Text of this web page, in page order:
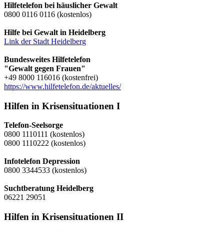
Hilfetelefon bei häuslicher Gewalt
0800 0116 0116 (kostenlos)
Hilfe bei Gewalt in Heidelberg
Link der Stadt Heidelberg
Bundesweites Hilfetelefon
"Gewalt gegen Frauen"
+49 8000 116016 (kostenfrei)
https://www.hilfetelefon.de/aktuelles/
Hilfen in Krisensituationen I
Telefon-Seelsorge
0800 1110111 (kostenlos)
0800 1110222 (kostenlos)
Infotelefon Depression
0800 3344533 (kostenlos)
Suchtberatung Heidelberg
06221 29051
Hilfen in Krisensituationen II